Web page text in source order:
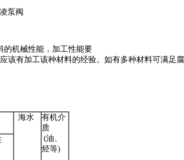
泵阀
机械性能，加工性能要
有加工该种材料的经验。如有多种材料可满足
海水
有机介
质
(油、
烃等)